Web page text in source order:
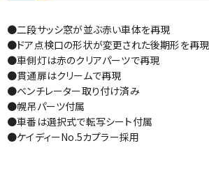
●二段サッシ窓が並ぶ赤い車体を再現
●ドア点検口の形状が変更された後期形を再現
●車側灯は赤のクリアパーツで再現
●貫通扉はクリームで再現
●ベンチレーター取り付け済み
●幌吊パーツ付属
●車番は選択式で転写シート付属
●ケイディーNo.5カプラー採用